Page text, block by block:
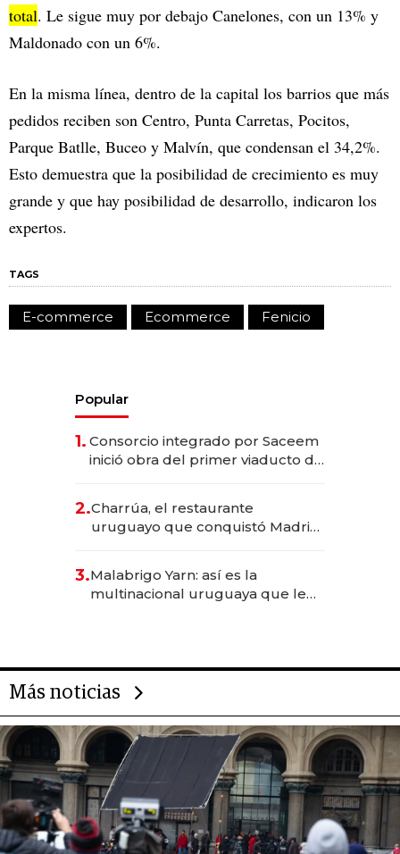
total. Le sigue muy por debajo Canelones, con un 13% y
Maldonado con un 6%.
En la misma línea, dentro de la capital los barrios que más
pedidos reciben son Centro, Punta Carretas, Pocitos,
Parque Batlle, Buceo y Malvín, que condensan el 34,2%.
Esto demuestra que la posibilidad de crecimiento es muy
grande y que hay posibilidad de desarrollo, indicaron los
expertos.
TAGS
E-commerce Ecommerce Fenicio
Popular
1. Consorcio integrado por Saceem
inició obra del primer viaducto de
millones
2.Charrúa, el restaurante
uruguayo que conquistó Madrid:
anticipación y prepara apertura
3.Malabrigo Yarn: así es la
multinacional uruguaya que le
Más noticias